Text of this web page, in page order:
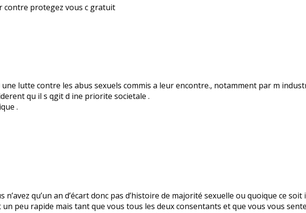
contre protegez vous c gratuit
lutte contre les abus sexuels commis a leur encontre., notamment par m
qu il s qgit d ine priorite societale .
.
qu’un an d’écart donc pas d’histoire de majorité sexuelle ou quoique ce soit
peu rapide mais tant que vous tous les deux consentants et que vous vous